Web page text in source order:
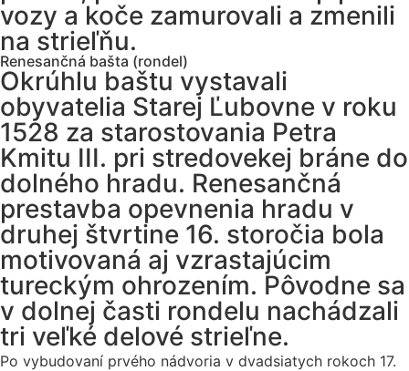
vozy a koče zamurovali a zmenili
na strieľňu.
Renesančná bašta (rondel)
Okrúhlu baštu vystavali
obyvatelia Starej Ľubovne v roku
1528 za starostovania Petra
Kmitu III. pri stredovekej bráne do
dolného hradu. Renesančná
prestavba opevnenia hradu v
druhej štvrtine 16. storočia bola
motivovaná aj vzrastajúcim
tureckým ohrozením. Pôvodne sa
v dolnej časti rondelu nachádzali
tri veľké delové strieľne.
Po vybudovaní prvého nádvoria v dvadsiatych rokoch 17.